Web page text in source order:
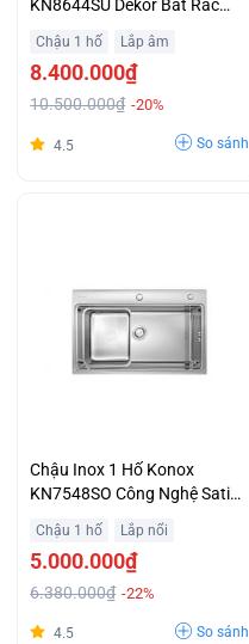
KN8644SU Dekor Bát Rác
Lớn 140 mm, 3 Lớp Lọc
Chống Tắc Khuyến Mại
Chậu 1 hố Lắp âm
8.400.000₫
10.500.000₫ -20%
4.5 So sánh
Chậu Inox 1 Hố Konox
KN7548SO Công Nghệ Satin
Lãi Suất Bằng 0
Chậu 1 hố Lắp nổi
5.000.000₫
6.380.000₫ -22%
4.5 So sánh